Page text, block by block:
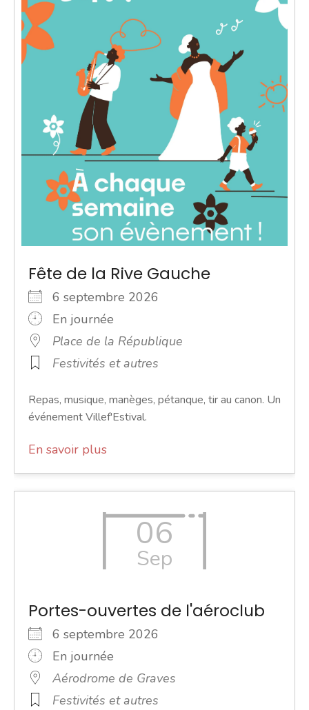
Fête de la Rive Gauche
6 septembre 2026
En journée
Place de la République
Festivités et autres
Repas, musique, manèges, pétanque, tir au canon. Un
événement Villef'Estival.
En savoir plus
06
Sep
Portes-ouvertes de l'aéroclub
6 septembre 2026
En journée
Aérodrome de Graves
Festivités et autres